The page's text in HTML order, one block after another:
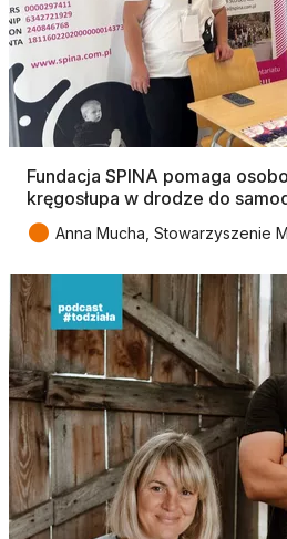
Fundacja SPINA pomaga
kręgosłupa w drodze do
● Anna Mucha, Stowarzyszenie